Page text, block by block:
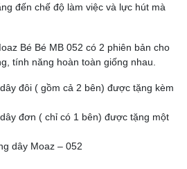
đến chế độ làm việc và lực hút mà
Bé Bé MB 052 có 2 phiên bản cho
tính năng hoàn toàn giống nhau.
đôi ( gồm cả 2 bên) được tặng kèm
đơn ( chỉ có 1 bên) được tặng một
dây Moaz – 052